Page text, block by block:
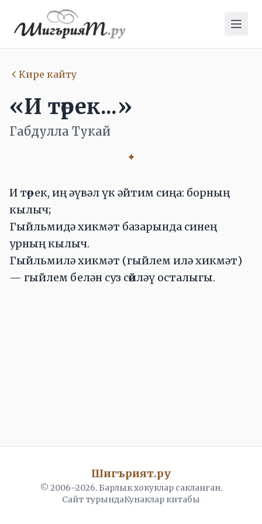
Кире кайту
«И төрек...»
Габдулла Тукай
✦
И төрек, иң әүвәл үк әйтим сиңа: борның
кылыч;
Гыйльмидә хикмәт базарында синең
урның кылыч.
Гыйльмилә хикмәт (гыйлем илә хикмәт)
— гыйлем белән суз сөйләү осталыгы.
Шигърият.ру
© 2006–2026. Барлык хокуклар сакланган.
Сайт турындаКунаклар китабы